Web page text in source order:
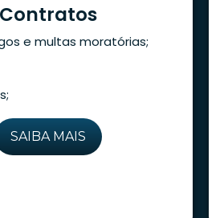
Contratos
e multas moratórias;
SAIBA MAIS